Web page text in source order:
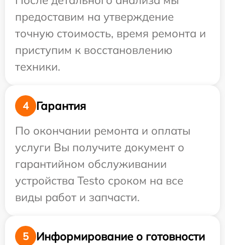
предоставим на утверждение
точную стоимость, время ремонта и
приступим к восстановлению
техники.
4
Гарантия
По окончании ремонта и оплаты
услуги Вы получите документ о
гарантийном обслуживании
устройства Testo сроком на все
виды работ и запчасти.
5
Информирование о готовности